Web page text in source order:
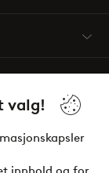
valg!